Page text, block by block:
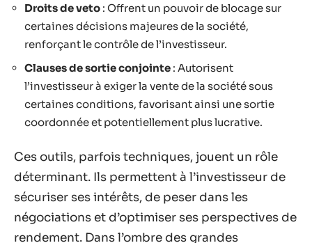
Droits de veto : Offrent un pouvoir de blocage sur
certaines décisions majeures de la société,
renforçant le contrôle de l’investisseur.
Clauses de sortie conjointe : Autorisent
l’investisseur à exiger la vente de la société sous
certaines conditions, favorisant ainsi une sortie
coordonnée et potentiellement plus lucrative.
Ces outils, parfois techniques, jouent un rôle
déterminant. Ils permettent à l’investisseur de
sécuriser ses intérêts, de peser dans les
négociations et d’optimiser ses perspectives de
rendement. Dans l’ombre des grandes